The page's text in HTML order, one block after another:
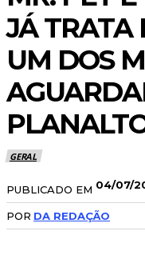
JÁ TRATA
UM DOS
GERAL
PUBLICADO EM 04/07/
POR DA REDAÇÃO